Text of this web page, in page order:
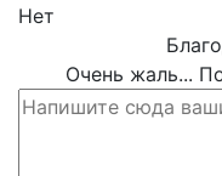
Нет
Очень жаль...